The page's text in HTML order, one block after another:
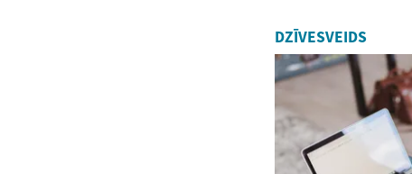
DZĪVESVEIDS